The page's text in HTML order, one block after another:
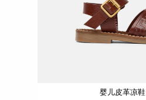
婴儿皮革凉鞋